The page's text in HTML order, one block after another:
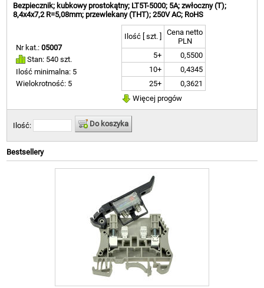
Bezpiecznik; kubkowy prostokątny; LT5T-5000; 5A; zwłoczny (T);
8,4x4x7,2 R=5,08mm; przewlekany (THT); 250V AC; RoHS
Nr kat.:05007
Stan: 540 szt.
Ilość minimalna: 5
Wielokrotność: 5
Ilość [ szt. ]
Cena netto
PLN
5+
0,5500
10+
0,4345
25+
0,3621
Więcej progów
Ilość: Do koszyka
Bestsellery